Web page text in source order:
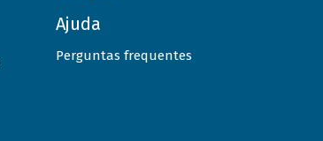
Ajuda
Perguntas frequentes